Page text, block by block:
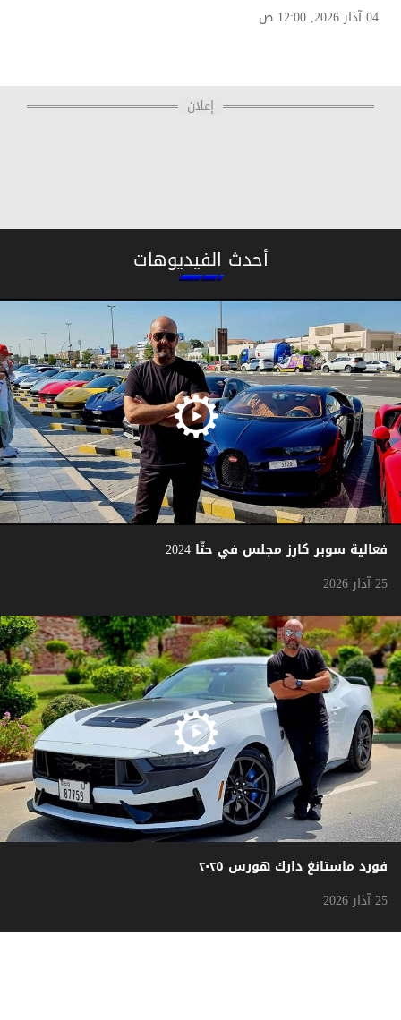
04 آذار 2026, 12:00 ص
إعلان
أحدث الفيديوهات
فعالية سوبر كارز مجلس في حتّا 2024
25 آذار 2026
فورد ماستانغ دارك هورس ٢٠٢٥
25 آذار 2026